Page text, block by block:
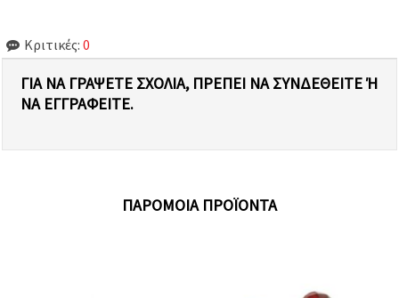
Κριτικές: 0
ΓΙΑ ΝΑ ΓΡΆΨΕΤΕ ΣΧΌΛΙΑ, ΠΡΈΠΕΙ ΝΑ ΣΥΝΔΕΘΕΊΤΕ Ή Ν
Α ΕΓΓΡΑΦΕΊΤΕ.
ΠΑΡΌΜΟΙΑ ΠΡΟΪΌΝΤΑ